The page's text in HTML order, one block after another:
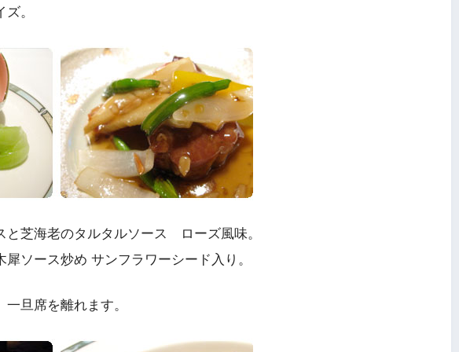
。
と芝海老のタルタルソース ローズ風味。
ソース炒め サンフラワーシード入り。
旦席を離れます。